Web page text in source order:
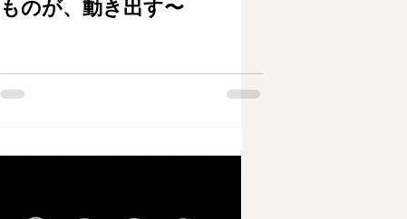
ものが、動き出す〜